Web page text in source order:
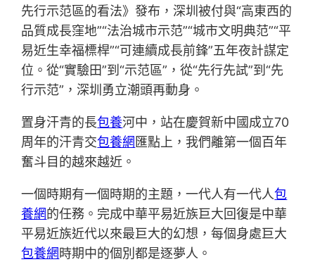
先行示范區的看法》發布，深圳被付與“高東西的
品質成長窪地”“法治城市示范”“城市文明典范”“平
易近生幸福標桿”“可連續成長前鋒”五年夜計謀定
位。從“實驗田”到“示范區”，從“先行先試”到“先
行示范”，深圳勇立潮頭再動身。
置身汗青的長包養河中，站在慶賀新中國成立70
周年的汗青交包養網 匯點上，我們離第一個百年
奮斗目的越來越近。
一個時期有一個時期的主題，一代人有一代人包
養網的任務。完成中華平易近族巨大回復是中華
平易近族近代以來最巨大的幻想，每個身處巨大
包養網時期中的個別都是逐夢人。